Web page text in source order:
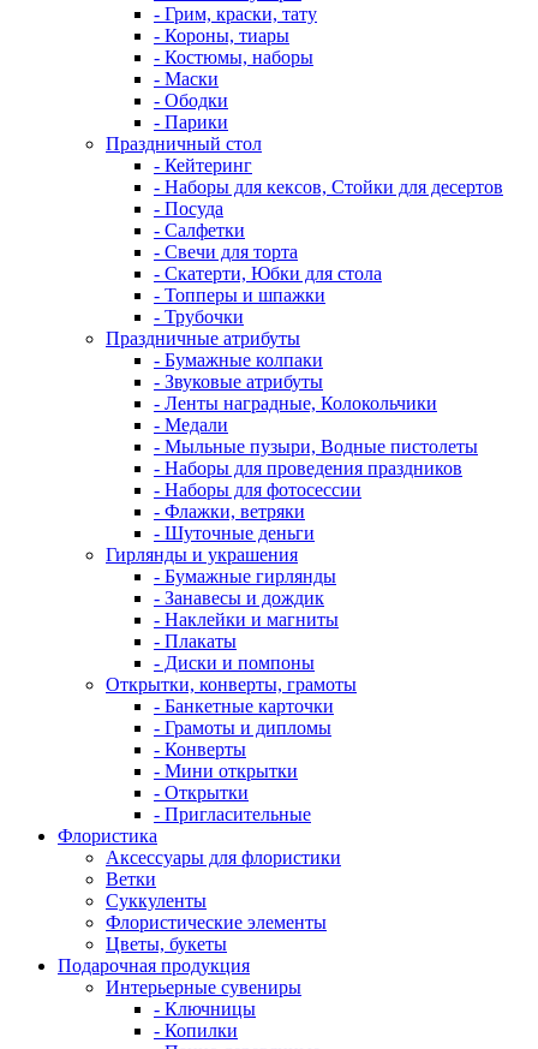
- Грим, краски, тату
- Короны, тиары
- Костюмы, наборы
- Маски
- Ободки
- Парики
Праздничный стол
- Кейтеринг
- Наборы для кексов, Стойки для десертов
- Посуда
- Салфетки
- Свечи для торта
- Скатерти, Юбки для стола
- Топперы и шпажки
- Трубочки
Праздничные атрибуты
- Бумажные колпаки
- Звуковые атрибуты
- Ленты наградные, Колокольчики
- Медали
- Мыльные пузыри, Водные пистолеты
- Наборы для проведения праздников
- Наборы для фотосессии
- Флажки, ветряки
- Шуточные деньги
Гирлянды и украшения
- Бумажные гирлянды
- Занавесы и дождик
- Наклейки и магниты
- Плакаты
- Диски и помпоны
Открытки, конверты, грамоты
- Банкетные карточки
- Грамоты и дипломы
- Конверты
- Мини открытки
- Открытки
- Пригласительные
Флористика
Аксессуары для флористики
Ветки
Суккуленты
Флористические элементы
Цветы, букеты
Подарочная продукция
Интерьерные сувениры
- Ключницы
- Копилки